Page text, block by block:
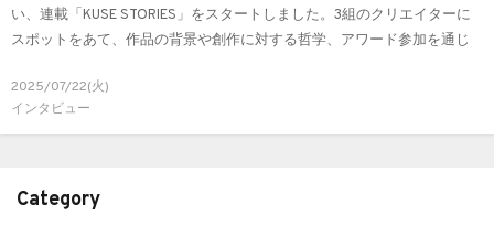
い、連載「KUSE STORIES」をスタートしました。3組のクリエイターに
スポットをあて、作品の背景や創作に対する哲学、アワード参加を通じ
を作る制作スタジオ「Metalium llc」を拠点に活動の場を広げているAsai
さんにお話を伺いました。
2025/07/22(火)
インタビュー
Category